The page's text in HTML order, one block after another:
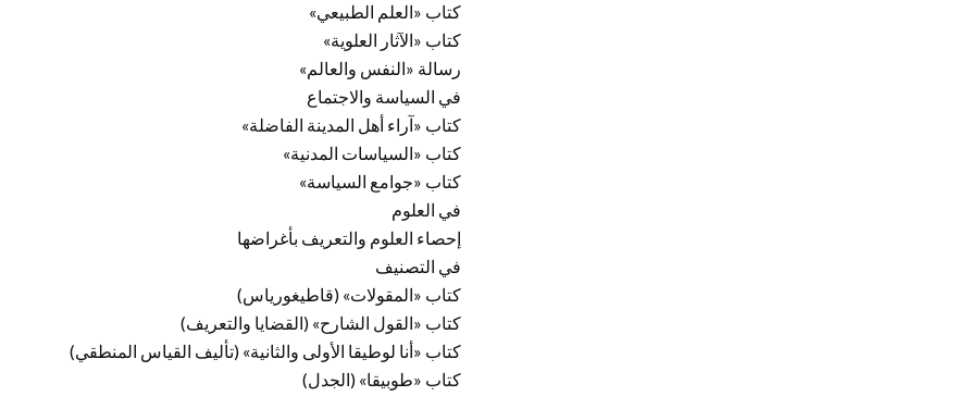
كتاب «العلم الطبيعي»
كتاب «الآثار العلوية»
رسالة «النفس والعالم»
في السياسة والاجتماع
كتاب «آراء أهل المدينة الفاضلة»
كتاب «السياسات المدنية»
كتاب «جوامع السياسة»
في العلوم
إحصاء العلوم والتعريف بأغراضها
في التصنيف
كتاب «المقولات» (قاطيغورياس)
كتاب «القول الشارح» (القضايا والتعريف)
كتاب «أنا لوطيقا الأولى والثانية» (تأليف القياس المنطقي)
كتاب «طوبيقا» (الجدل)